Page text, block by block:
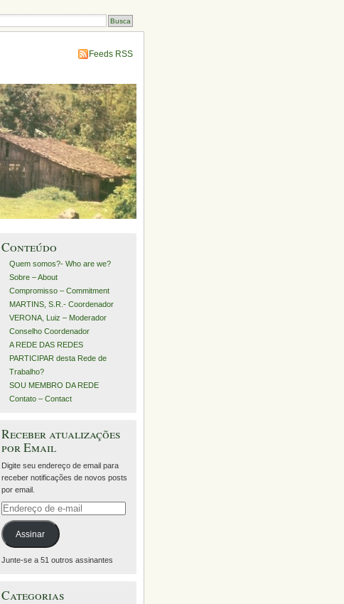
Feeds RSS
Conteúdo
Quem somos?- Who are we?
Sobre – About
Compromisso – Commitment
MARTINS, S.R.- Coordenador
VERONA, Luiz – Moderador
Conselho Coordenador
A REDE DAS REDES
PARTICIPAR desta Rede de
Trabalho?
SOU MEMBRO DA REDE
Contato – Contact
Receber atualizações
por Email
Digite seu endereço de email para
receber notificações de novos posts
por email.
Endereço
e-
mail
Assinar
Junte-se a 51 outros assinantes
Categorias